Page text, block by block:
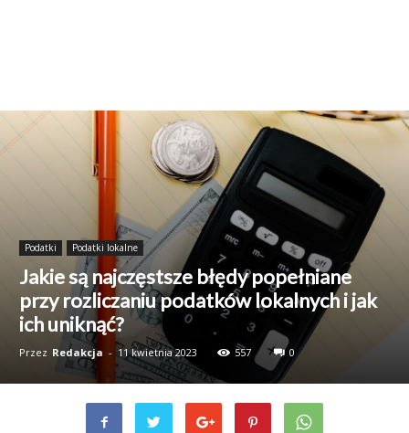
Podatki Podatki lokalne
Jakie są najczęstsze błędy popełniane
przy rozliczaniu podatków lokalnych i jak
ich uniknąć?
Przez Redakcja - 11 kwietnia 2023 557 0